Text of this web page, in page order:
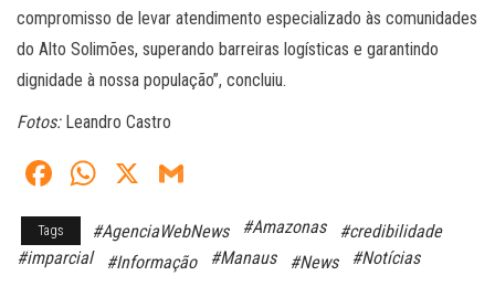
compromisso de levar atendimento especializado às comunidades
do Alto Solimões, superando barreiras logísticas e garantindo
dignidade à nossa população”, concluiu.
Fotos:Leandro Castro
Fa
ce
bo
W
ts
A
X
ail
Tags #AgenciaWebNews #Amazonas
#credibilidade
#imparcial
#Informação #Manaus #News #Notícias